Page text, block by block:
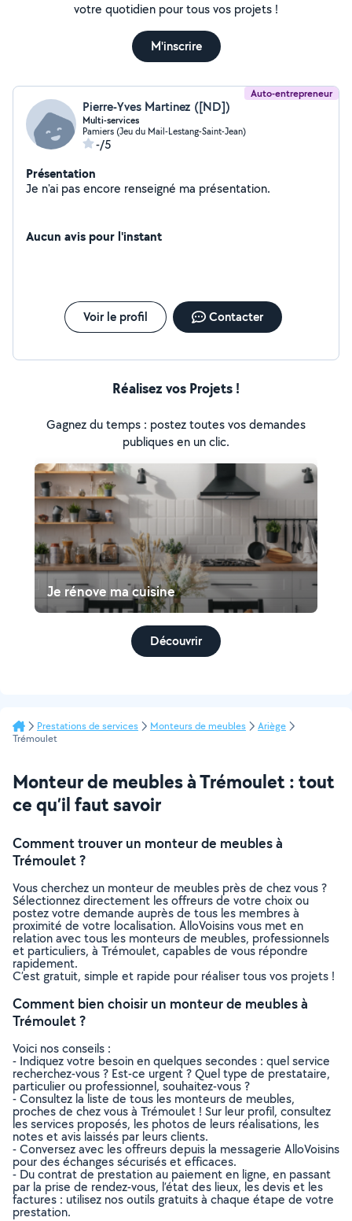
votre quotidien pour tous vos projets !
M'inscrire
Auto-entrepreneur
Pierre-Yves Martinez ([ND])
Multi-services
Pamiers (Jeu du Mail-Lestang-Saint-Jean)
-/5
Présentation
Je n'ai pas encore renseigné ma présentation.
Aucun avis pour l'instant
Voir le profil Contacter
Réalisez vos Projets !
Gagnez du temps : postez toutes vos demandes
publiques en un clic.
Je rénove ma cuisine
Découvrir
Prestations de services Monteurs de meubles
Ariège
Trémoulet
Monteur de meubles à Trémoulet : tout
ce qu’il faut savoir
Comment trouver un monteur de meubles à
Trémoulet ?
Vous cherchez un monteur de meubles près de chez vous ?
Sélectionnez directement les offreurs de votre choix ou
postez votre demande auprès de tous les membres à
proximité de votre localisation. AlloVoisins vous met en
relation avec tous les monteurs de meubles, professionnels
et particuliers, à Trémoulet, capables de vous répondre
rapidement.
C’est gratuit, simple et rapide pour réaliser tous vos projets !
Comment bien choisir un monteur de meubles à
Trémoulet ?
Voici nos conseils :
- Indiquez votre besoin en quelques secondes : quel service
recherchez-vous ? Est-ce urgent ? Quel type de prestataire,
particulier ou professionnel, souhaitez-vous ?
- Consultez la liste de tous les monteurs de meubles,
proches de chez vous à Trémoulet ! Sur leur profil, consultez
les services proposés, les photos de leurs réalisations, les
notes et avis laissés par leurs clients.
- Conversez avec les offreurs depuis la messagerie AlloVoisins
pour des échanges sécurisés et efficaces.
- Du contrat de prestation au paiement en ligne, en passant
par la prise de rendez-vous, l’état des lieux, les devis et les
factures : utilisez nos outils gratuits à chaque étape de votre
prestation.